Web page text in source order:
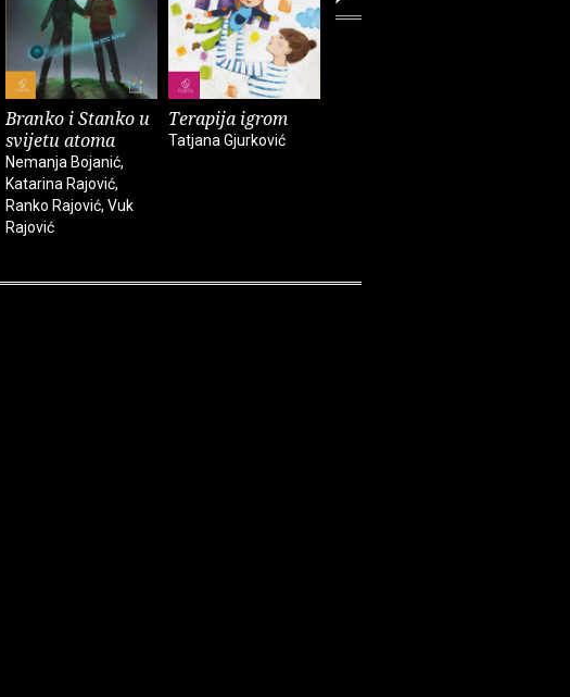
Branko i Stanko u
svijetu atoma
Nemanja Bojanić,
Katarina Rajović,
Ranko Rajović, Vuk
Rajović
Terapija igrom
Tatjana Gjurković